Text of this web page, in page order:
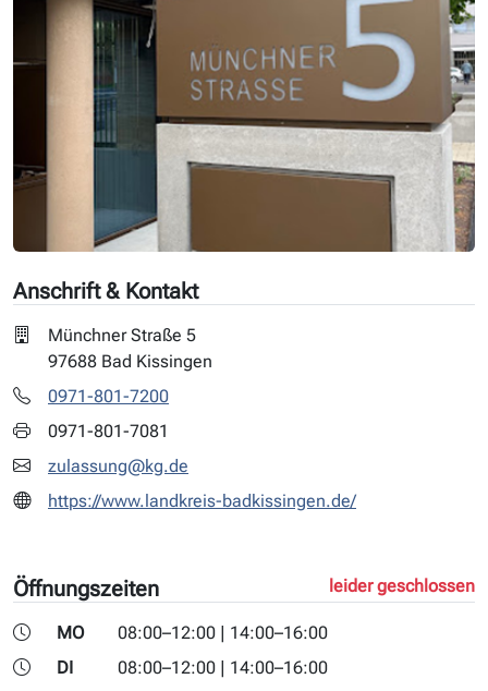
Anschrift & Kontakt
Münchner Straße 5
97688 Bad Kissingen
0971-801-7200
0971-801-7081
zulassung@kg.de
https://www.landkreis-badkissingen.de/
Öffnungszeiten leider geschlossen
MO
08:00–12:00 | 14:00–16:00
DI
08:00–12:00 | 14:00–16:00